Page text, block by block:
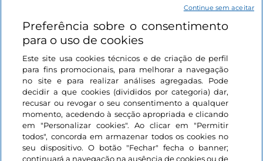
Ligações úteis
Iniciar sessão
Mantenha-se em contacto
Preferência sobre o consentimento
para o uso de cookies
Este site usa cookies técnicos e de criação de perfil
para fins promocionais, para melhorar a navegação
no site e para realizar análises agregadas. Pode
decidir a que cookies (divididos por categoria) dar,
recusar ou revogar o seu consentimento a qualquer
momento, acedendo à secção apropriada e clicando
em "Personalizar cookies". Ao clicar em "Permitir
todos", concorda em armazenar todos os cookies no
seu dispositivo. O botão "Fechar" fecha o banner;
continuará a navegação na ausência de cookies ou de
Continue sem aceitar